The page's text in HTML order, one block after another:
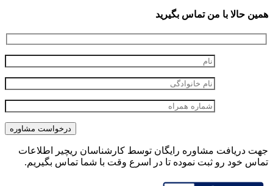
همین حالا با من تماس بگیرید
جهت دریافت مشاوره رایگان توسط کارشناسان ریچیر اطلاعات
تماس خود رو ثبت نموده تا در اسرع وقت با شما تماس بگیریم.